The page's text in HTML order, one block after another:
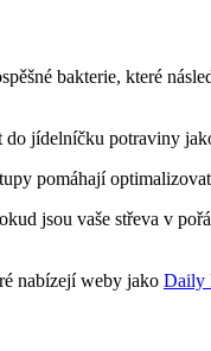
bakterie, které
jídelníčku potraviny
pomáhají
jsou vaše střeva v
nabízejí weby jako Daily